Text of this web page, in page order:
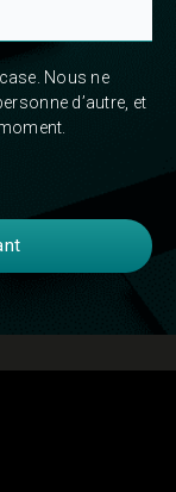
Nous ne
d’autre, et